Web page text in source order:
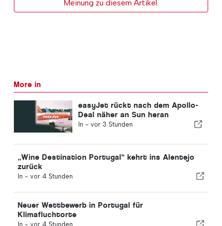
Meinung zu diesem Artikel.
More in
easyJet rückt nach dem Apollo-
Deal näher an Sun heran
In - vor 3 Stunden
„Wine Destination Portugal“ kehrt ins Alentejo
zurück
In - vor 4 Stunden
Neuer Wettbewerb in Portugal für
Klimafluchtorte
In - vor 4 Stunden